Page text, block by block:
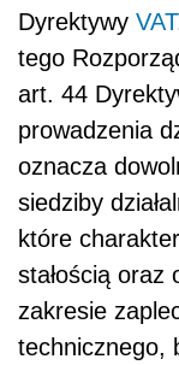
Dyrektywy VAT
tego
art. 44
prowadzenia
oznacza
siedziby
które
stałością oraz
zakresie
technicznego,